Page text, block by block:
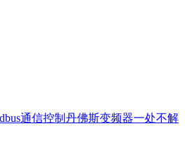
通信控制丹佛斯变频器一处不解